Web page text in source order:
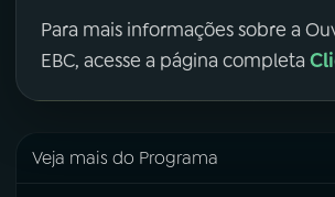
Para mais informações sobre a
EBC, acesse a página completa
Veja mais do Programa